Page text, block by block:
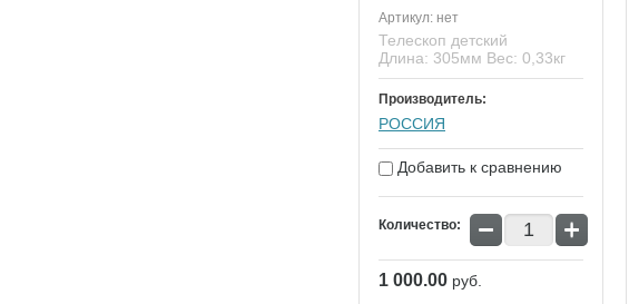
Артикул: нет
Телескоп детский
Длина: 305мм Вес: 0,33кг
Производитель:
РОССИЯ
Добавить к сравнению
Количество: − +
1 000.00 руб.